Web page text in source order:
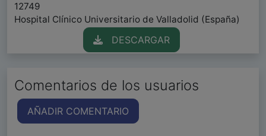
12749
Hospital Clínico Universitario de Valladolid (España)
DESCARGAR
Comentarios de los usuarios
AÑADIR COMENTARIO